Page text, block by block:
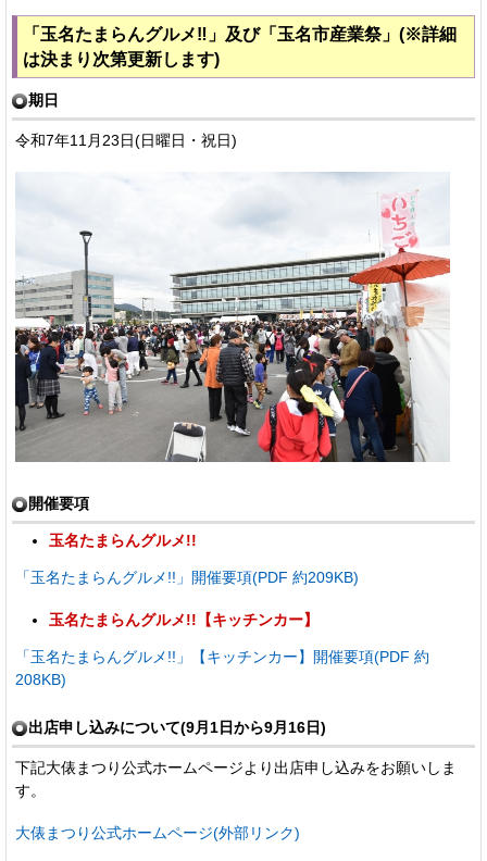
「玉名たまらんグルメ‼」及び「玉名市産業祭」(※詳細
は決まり次第更新します)
期日
令和7年11月23日(日曜日・祝日)
開催要項
玉名たまらんグルメ!!
「玉名たまらんグルメ!!」開催要項(PDF 約209KB)
玉名たまらんグルメ!!【キッチンカー】
「玉名たまらんグルメ!!」【キッチンカー】開催要項(PDF 約
208KB)
出店申し込みについて(9月1日から9月16日)
下記大俵まつり公式ホームページより出店申し込みをお願いしま
す。
大俵まつり公式ホームページ(外部リンク)